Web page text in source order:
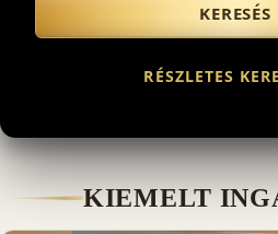
KERESÉS
RÉSZLETES
KIEMELT